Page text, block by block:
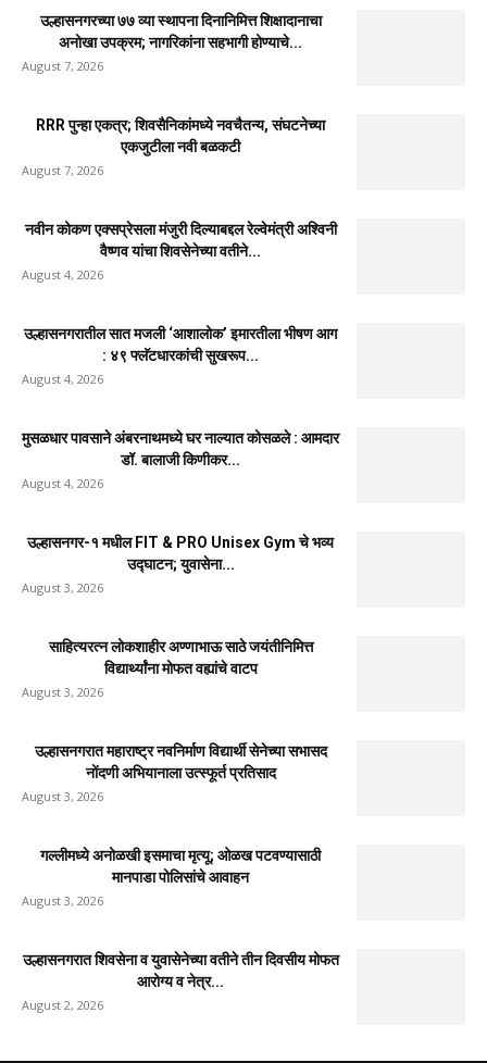
उल्हासनगरच्या ७७ व्या स्थापना दिनानिमित्त शिक्षादानाचा
अनोखा उपक्रम; नागरिकांना सहभागी होण्याचे...
August 7, 2026
RRR पुन्हा एकत्र; शिवसैनिकांमध्ये नवचैतन्य, संघटनेच्या
एकजुटीला नवी बळकटी
August 7, 2026
नवीन कोकण एक्सप्रेसला मंजुरी दिल्याबद्दल रेल्वेमंत्री अश्विनी
वैष्णव यांचा शिवसेनेच्या वतीने...
August 4, 2026
उल्हासनगरातील सात मजली ‘आशालोक’ इमारतीला भीषण आग
: ४९ फ्लॅटधारकांची सुखरूप...
August 4, 2026
मुसळधार पावसाने अंबरनाथमध्ये घर नाल्यात कोसळले : आमदार
डॉ. बालाजी किणीकर...
August 4, 2026
उल्हासनगर-१ मधील FIT & PRO Unisex Gym चे भव्य
उद्घाटन; युवासेना...
August 3, 2026
साहित्यरत्न लोकशाहीर अण्णाभाऊ साठे जयंतीनिमित्त
विद्यार्थ्यांना मोफत वह्यांचे वाटप
August 3, 2026
उल्हासनगरात महाराष्ट्र नवनिर्माण विद्यार्थी सेनेच्या सभासद
नोंदणी अभियानाला उत्स्फूर्त प्रतिसाद
August 3, 2026
गल्लीमध्ये अनोळखी इसमाचा मृत्यू; ओळख पटवण्यासाठी
मानपाडा पोलिसांचे आवाहन
August 3, 2026
उल्हासनगरात शिवसेना व युवासेनेच्या वतीने तीन दिवसीय मोफत
आरोग्य व नेत्र...
August 2, 2026